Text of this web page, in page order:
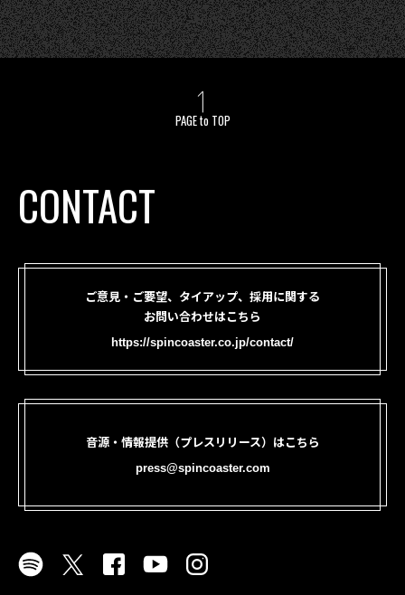
PAGE to TOP
CONTACT
ご意見・ご要望、タイアップ、採用に関する
お問い合わせはこちら
https://spincoaster.co.jp/contact/
音源・情報提供（プレスリリース）はこちら
press@spincoaster.com